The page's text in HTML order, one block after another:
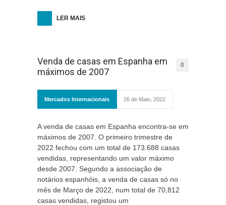
LER MAIS
Venda de casas em Espanha em
máximos de 2007
0
Mercados Internacionais 26 de Maio, 2022
A venda de casas em Espanha encontra-se em
máximos de 2007. O primeiro trimestre de
2022 fechou com um total de 173.688 casas
vendidas, representando um valor máximo
desde 2007. Segundo a associação de
notários espanhóis, a venda de casas só no
mês de Março de 2022, num total de 70,812
casas vendidas, registou um